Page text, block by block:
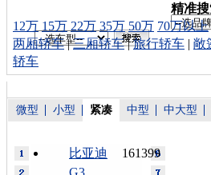
车型搜
精准搜
12万 15万 22万 35万 50万 70万以上
两厢轿车|三厢轿车|旅行轿车 | 敞
轿车
微型 小型 紧凑 中型 中大型
161399
比亚迪